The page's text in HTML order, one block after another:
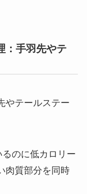
：手羽先やテ
やテールステー
のに低カロリー
肉質部分を同時